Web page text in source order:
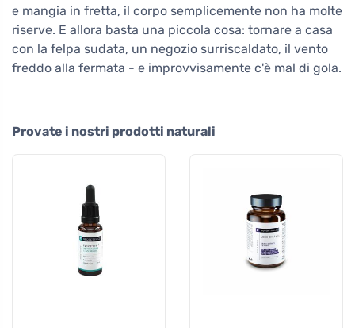
e mangia in fretta, il corpo semplicemente non ha molte
riserve. E allora basta una piccola cosa: tornare a casa
con la felpa sudata, un negozio surriscaldato, il vento
freddo alla fermata - e improvvisamente c'è mal di gola.
Provate i nostri prodotti naturali